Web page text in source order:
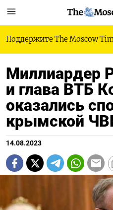
Поддержите The Moscow
Миллиардер
и глава ВТБ
оказались
крымской
14.08.2023